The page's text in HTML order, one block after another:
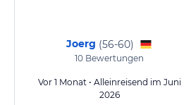
Joerg (56-60)
10 Bewertungen
Vor 1 Monat • Alleinreisend im Juni
2026